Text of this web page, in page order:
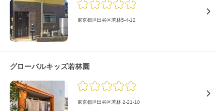
東京都世田谷区若林5-4-12
グローバルキッズ若林園
東京都世田谷区若林 2-21-10